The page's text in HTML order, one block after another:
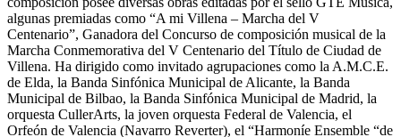
algunas premiadas como “A mi Villena – Marcha del V
Centenario”, Ganadora del Concurso de composición musical de la
Marcha Conmemorativa del V Centenario del Título de Ciudad de
Villena. Ha dirigido como invitado agrupaciones como la A.M.C.E.
de Elda, la Banda Sinfónica Municipal de Alicante, la Banda
Municipal de Bilbao, la Banda Sinfónica Municipal de Madrid, la
orquesta CullerArts, la joven orquesta Federal de Valencia, el
Orfeón de Valencia (Navarro Reverter), el “Harmoníe Ensemble “de